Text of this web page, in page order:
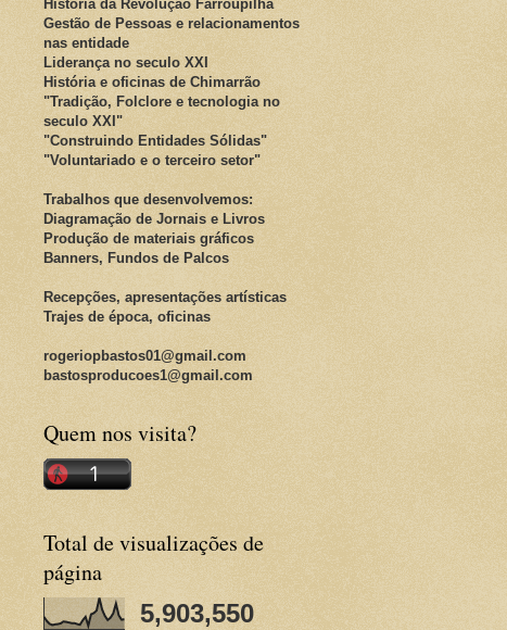
História da Revolução Farroupilha
Gestão de Pessoas e relacionamentos
nas entidade
Liderança no seculo XXI
História e oficinas de Chimarrão
"Tradição, Folclore e tecnologia no
seculo XXI"
"Construindo Entidades Sólidas"
"Voluntariado e o terceiro setor"
Trabalhos que desenvolvemos:
Diagramação de Jornais e Livros
Produção de materiais gráficos
Banners, Fundos de Palcos
Recepções, apresentações artísticas
Trajes de época, oficinas
rogeriopbastos01@gmail.com
bastosproducoes1@gmail.com
Quem nos visita?
Total de visualizações de
página
5,903,550